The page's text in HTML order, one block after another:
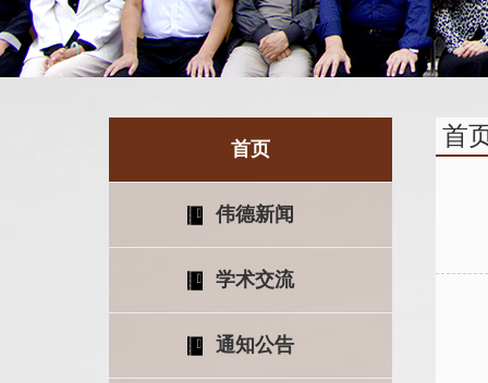
首页
伟德新闻
学术交流
通知公告
首